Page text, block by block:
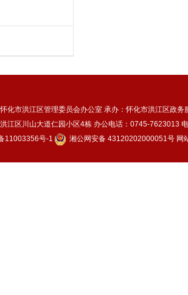
化市洪江区管理委员会办公室 承办：怀化市洪江区政务
江区川山大道仁园小区4栋 办公电话：0745-7623013
11003356号-1
湘公网安备 43120202000051号 网